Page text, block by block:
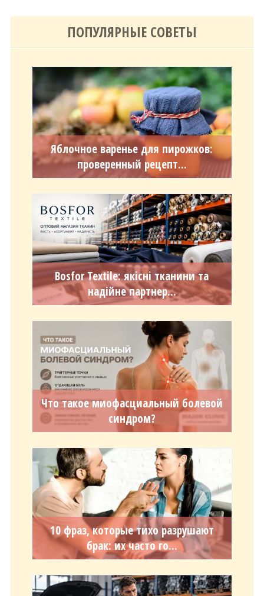
ПОПУЛЯРНЫЕ СОВЕТЫ
Яблочное варенье для пирожков:
проверенный рецепт...
Bosfor Textile: якісні тканини та
надійне партнер...
Что такое миофасциальный болевой
синдром?
10 фраз, которые тихо разрушают
брак: их часто го...